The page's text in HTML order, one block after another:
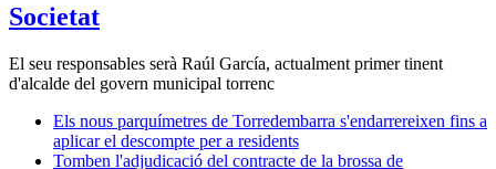
Societat
El seu responsables serà Raúl García, actualment primer tinent
d'alcalde del govern municipal torrenc
Els nous parquímetres de Torredembarra s'endarrereixen fins a
aplicar el descompte per a residents
Tomben l'adjudicació del contracte de la brossa de